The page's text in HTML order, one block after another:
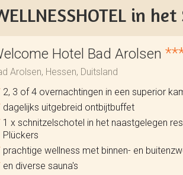
in
Hotel Bad Arolsen
Arolsen, Hessen, Duitsland
2, 3 of 4 overnachtingen in een superior
dagelijks uitgebreid ontbijtbuffet
1 x schnitzelschotel in het naastgelegen
Plückers
prachtige wellness met binnen- en
en diverse sauna's